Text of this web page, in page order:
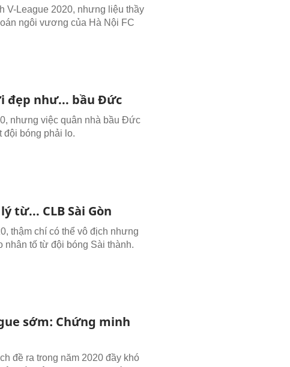
V-League 2020, nhưng liệu thầy
ngôi vương của Hà Nội FC
đẹp như... bầu Đức
nhưng việc quân nhà bầu Đức
bóng phải lo.
từ... CLB Sài Gòn
thậm chí có thể vô địch nhưng
nhân tố từ đội bóng Sài thành.
sớm: Chứng minh
đề ra trong năm 2020 đầy khó